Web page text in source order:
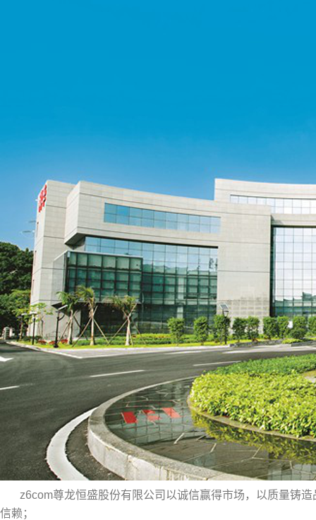
z6com尊龙恒盛股份有限公司以诚信赢得市场，以质量铸
信赖；